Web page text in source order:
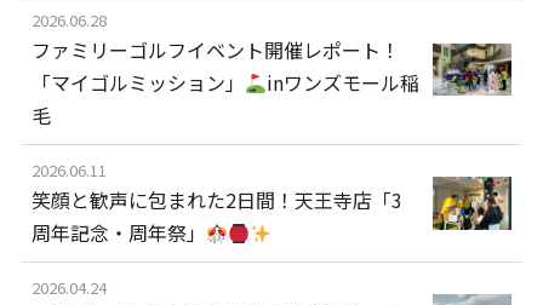
2026.06.28
ファミリーゴルフイベント開催レポート！
「マイゴルミッション」
inワンズモール稲
毛
2026.06.11
笑顔と歓声に包まれた2日間！天王寺店「3
周年記念・周年祭」
2026.04.24